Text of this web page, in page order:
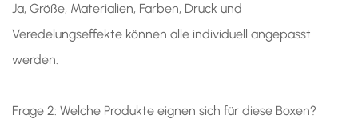
Ja, Größe, Materialien, Farben, Druck und
Veredelungseffekte können alle individuell angepasst
werden.
Frage 2: Welche Produkte eignen sich für diese Boxen?